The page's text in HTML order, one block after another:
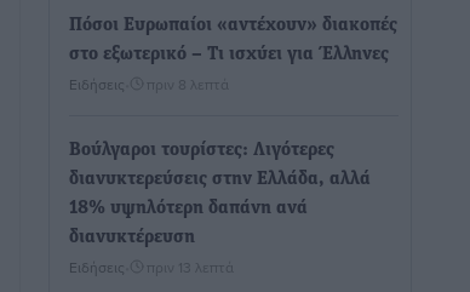
Πόσοι Ευρωπαίοι «αντέχουν» διακοπές
στο εξωτερικό – Τι ισχύει για Έλληνες
Ειδήσεις πριν 8 λεπτά
Βούλγαροι τουρίστες: Λιγότερες
διανυκτερεύσεις στην Ελλάδα, αλλά
18% υψηλότερη δαπάνη ανά
διανυκτέρευση
Ειδήσεις πριν 13 λεπτά